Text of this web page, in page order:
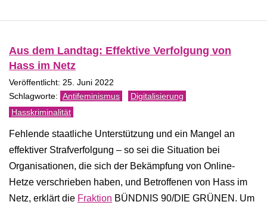
Aus dem Landtag: Effektive Verfolgung von
Hass im Netz
Veröffentlicht: 25. Juni 2022
Antifeminismus
Digitalisierung
Hasskriminalität
Fehlende staatliche Unterstützung und ein Mangel an
effektiver Strafverfolgung – so sei die Situation bei
Organisationen, die sich der Bekämpfung von Online-
Hetze verschrieben haben, und Betroffenen von Hass im
Netz, erklärt die Fraktion BÜNDNIS 90/DIE GRÜNEN. Um